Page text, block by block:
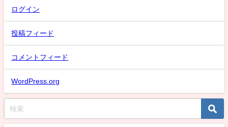
ログイン
投稿フィード
コメントフィード
WordPress.org